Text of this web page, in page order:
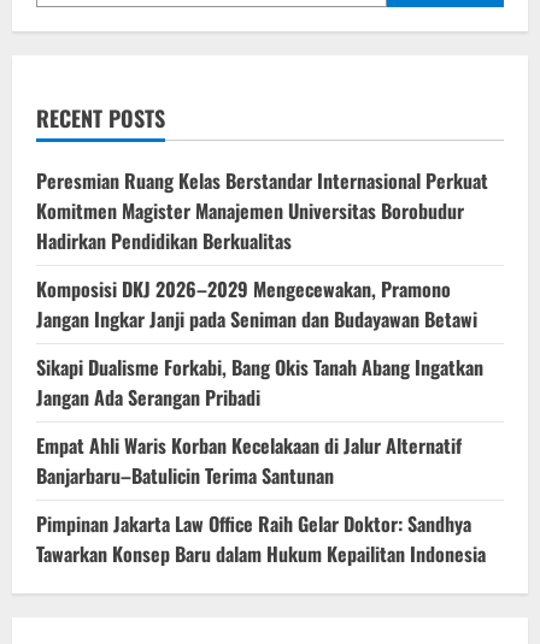
RECENT POSTS
Peresmian Ruang Kelas Berstandar Internasional Perkuat
Komitmen Magister Manajemen Universitas Borobudur
Hadirkan Pendidikan Berkualitas
Komposisi DKJ 2026–2029 Mengecewakan, Pramono
Jangan Ingkar Janji pada Seniman dan Budayawan Betawi
Sikapi Dualisme Forkabi, Bang Okis Tanah Abang Ingatkan
Jangan Ada Serangan Pribadi
Empat Ahli Waris Korban Kecelakaan di Jalur Alternatif
Banjarbaru–Batulicin Terima Santunan
Pimpinan Jakarta Law Office Raih Gelar Doktor: Sandhya
Tawarkan Konsep Baru dalam Hukum Kepailitan Indonesia